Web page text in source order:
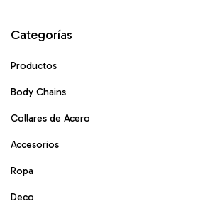
Categorías
Productos
Body Chains
Collares de Acero
Accesorios
Ropa
Deco